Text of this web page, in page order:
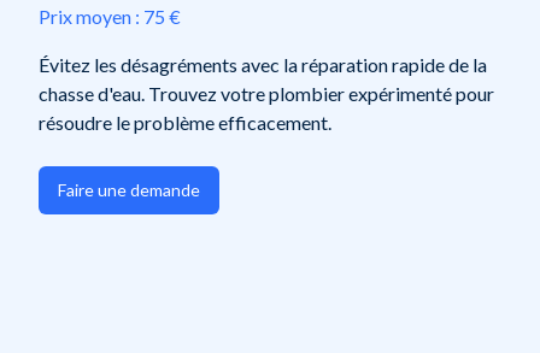
Prix moyen : 75 €
Évitez les désagréments avec la réparation rapide de la
chasse d'eau. Trouvez votre plombier expérimenté pour
résoudre le problème efficacement.
Faire une demande